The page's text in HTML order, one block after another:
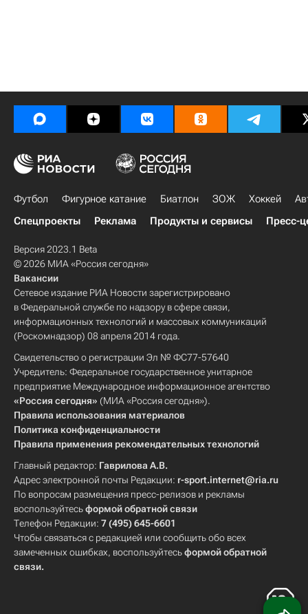
Футбол Фигурное катание Биатлон ЗОЖ Хоккей
Спецпроекты
Реклама Продукты и сервисы Пресс-
Версия 2023.1 Beta
© 2026 МИА «Россия сегодня»
Вакансии
Сетевое издание РИА Новости зарегистрировано
в Федеральной службе по надзору в сфере связи,
информационных технологий и массовых коммуникаций
(Роскомнадзор) 08 апреля 2014 года.
Свидетельство о регистрации Эл № ФС77-57640
Учредитель: Федеральное государственное унитарное
предприятие Международное информационное агентство
«Россия сегодня» (МИА «Россия сегодня»).
Правила использования материалов
Политика конфиденциальности
Правила применения рекомендательных технологий
Главный редактор: Гаврилова А.В.
Адрес электронной почты Редакции: r-sport.internet@ria.ru
По вопросам размещения пресс-релизов и рекламы
воспользуйтесьформой обратной связи
Телефон Редакции: 7 (495) 645-6601
Чтобы связаться с редакцией или сообщить обо всех
замеченных ошибках, воспользуйтесьформой обратной
связи.